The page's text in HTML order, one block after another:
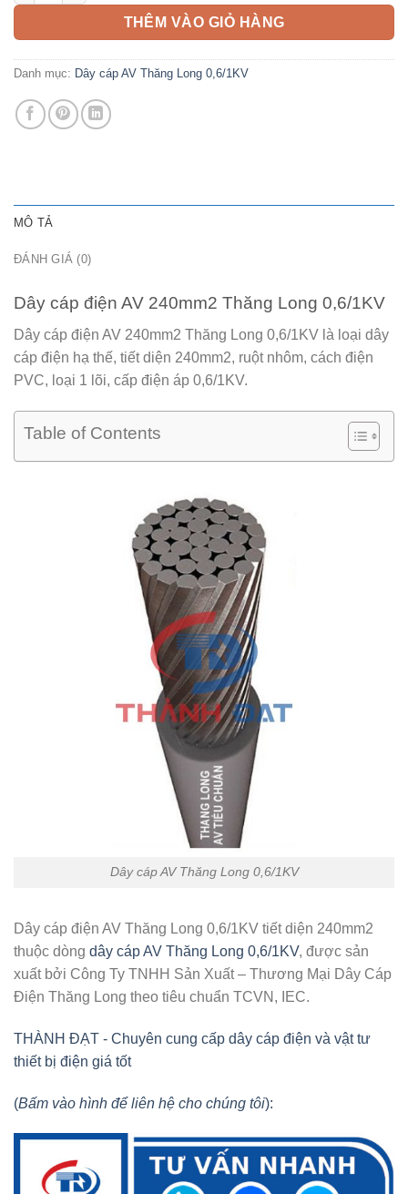
THÊM VÀO GIỎ HÀNG
Danh mục: Dây cáp AV Thăng Long 0,6/1KV
MÔ TẢ
ĐÁNH GIÁ (0)
Dây cáp điện AV 240mm2 Thăng Long 0,6/1KV
Dây cáp điện AV 240mm2 Thăng Long 0,6/1KV là loại dây
cáp điện hạ thế, tiết diện 240mm2, ruột nhôm, cách điện
PVC, loại 1 lõi, cấp điện áp 0,6/1KV.
Table of Contents
Dây cáp AV Thăng Long 0,6/1KV
Dây cáp điện AV Thăng Long 0,6/1KV tiết diện 240mm2
thuộc dòng dây cáp AV Thăng Long 0,6/1KV, được sản
xuất bởi Công Ty TNHH Sản Xuất – Thương Mại Dây Cáp
Điện Thăng Long theo tiêu chuẩn TCVN, IEC.
THÀNH ĐẠT - Chuyên cung cấp dây cáp điện và vật tư
thiết bị điện giá tốt
(Bấm vào hình để liên hệ cho chúng tôi):